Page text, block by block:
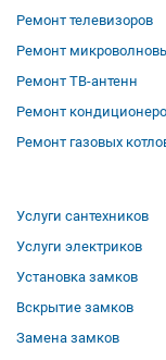
Ремонт телевизоров
Ремонт
Ремонт ТВ-антенн
Ремонт
Ремонт газовых
Услуги сантехников
Услуги электриков
Установка замков
Вскрытие замков
Замена замков